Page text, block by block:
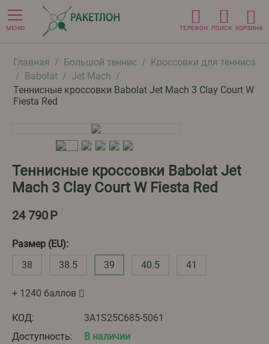
МЕНЮ ТЕЛЕФОН ПОИСК КОРЗИНА
Главная / Большой теннис / Кроссовки для тенниса
/ Babolat / Jet Mach /
Теннисные кроссовки Babolat Jet Mach 3 Clay Court W
Fiesta Red
Теннисные кроссовки Babolat Jet
Mach 3 Clay Court W Fiesta Red
24 790Р
Размер (EU):
38
38.5 39 40.5 41
+ 1240 баллов
КОД:
3A1S25С685-5061
Доступность:
В наличии